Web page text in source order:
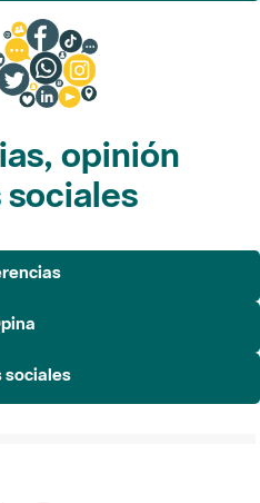
opinión
sociales